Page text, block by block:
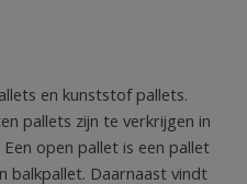
en kunststof pallets.
pallets zijn te verkrijgen in
open pallet is een pallet
balkpallet. Daarnaast vindt